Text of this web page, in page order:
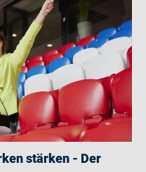
stärken - Der